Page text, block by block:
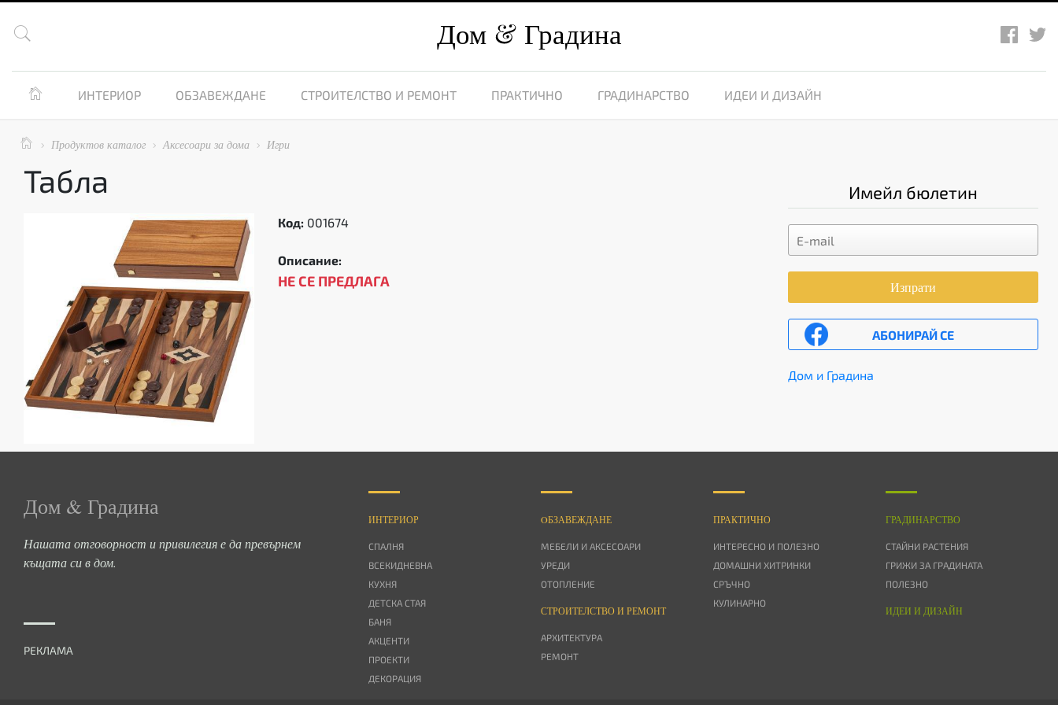
 Дом Градина
 ИНТЕРИОР ОБЗАВЕЖДАНЕ СТРОИТЕЛСТВО И РЕМОНТ ПРАКТИЧНО ГРАДИНАРСТВО ИДЕИ И ДИЗАЙН
  Продуктов каталог  Аксесоари за дома  Игри
Табла
Код: 001674
Описание:
НЕ СЕ ПРЕДЛАГА
Имейл бюлетин
Изпрати
АБОНИРАЙ СЕ
Дом и Градина
Дом & Градина
Нашата отговорност и привилегия е да превърнем
къщата си в дом.
РЕКЛАМА
ИНТЕРИОР
СПАЛНЯ
ВСЕКИДНЕВНА
КУХНЯ
ДЕТСКА СТАЯ
БАНЯ
АКЦЕНТИ
ПРОЕКТИ
ДЕКОРАЦИЯ
OБЗАВЕЖДАНЕ
МЕБЕЛИ И АКСЕСОАРИ
УРЕДИ
ОТОПЛЕНИЕ
СТРОИТЕЛСТВО И РЕМОНТ
АРХИТЕКТУРА
РЕМОНТ
ПРАКТИЧНО
ИНТЕРЕСНО И ПОЛЕЗНО
ДОМАШНИ ХИТРИНКИ
СРЪЧНО
КУЛИНАРНО
ГРАДИНАРСТВО
СТАЙНИ РАСТЕНИЯ
ГРИЖИ ЗА ГРАДИНАТА
ПОЛЕЗНО
ИДЕИ И ДИЗАЙН